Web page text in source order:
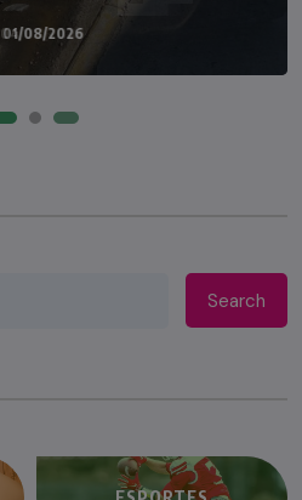
04/08/2026
Search